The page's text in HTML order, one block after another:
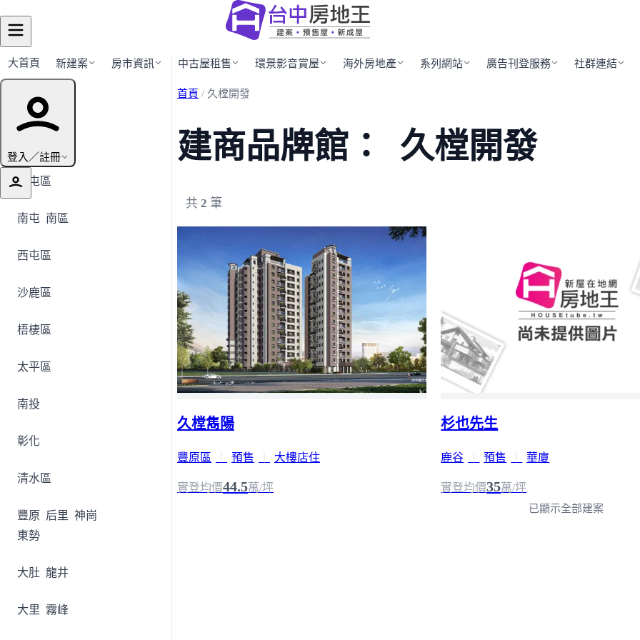
大首頁 新建案 房市資訊 中古屋租售 環景影音賞屋 海外房地產 系列網站 廣告刊登服務 社群連結
登入／註冊
行政區導覽
北屯區
南屯 南區
西屯區
沙鹿區
梧棲區
太平區
南投
彰化
清水區
豐原 后里 神崗
東勢
大肚 龍井
大里 霧峰
首頁 / 久樘開發
建商品牌館： 久樘開發
共 2 筆
久樘雋陽
豐原區 預售 大樓店住
實登均價44.5萬/坪
杉也先生
鹿谷 預售 華廈
實登均價35萬/坪
已顯示全部建案